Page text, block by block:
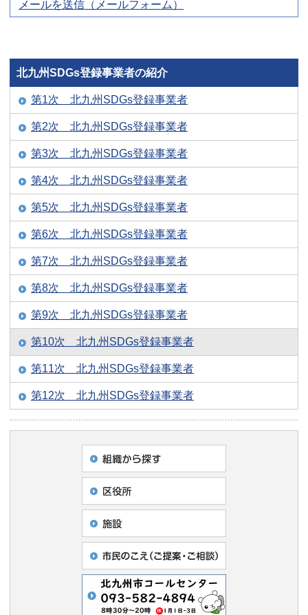
メールを送信（メールフォーム）
北九州SDGs登録事業者の紹介
第1次 北九州SDGs登録事業者
第2次 北九州SDGs登録事業者
第3次 北九州SDGs登録事業者
第4次 北九州SDGs登録事業者
第5次 北九州SDGs登録事業者
第6次 北九州SDGs登録事業者
第7次 北九州SDGs登録事業者
第8次 北九州SDGs登録事業者
第9次 北九州SDGs登録事業者
第10次 北九州SDGs登録事業者
第11次 北九州SDGs登録事業者
第12次 北九州SDGs登録事業者